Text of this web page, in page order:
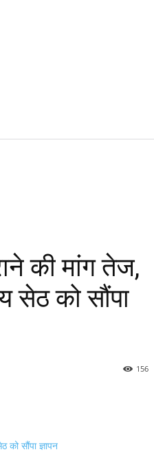
की मांग तेज,
सेठ को सौंपा
156